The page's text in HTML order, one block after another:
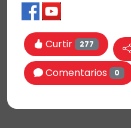
Curtir 277
Comentarios 0